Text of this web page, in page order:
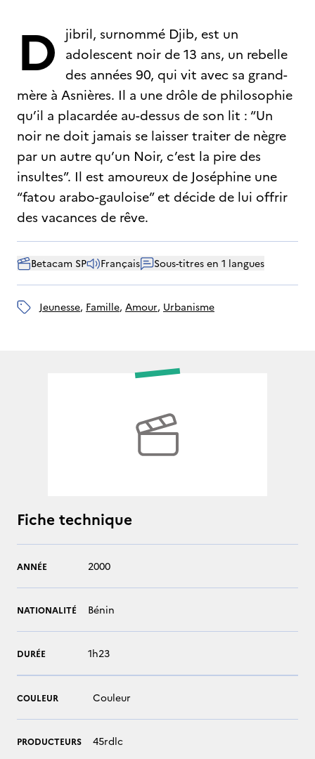
D
jibril, surnommé Djib, est un
adolescent noir de 13 ans, un rebelle
des années 90, qui vit avec sa grand-
mère à Asnières. Il a une drôle de philosophie
qu’il a placardée au-dessus de son lit : “Un
noir ne doit jamais se laisser traiter de nègre
par un autre qu’un Noir, c’est la pire des
insultes”. Il est amoureux de Joséphine une
“fatou arabo-gauloise” et décide de lui offrir
des vacances de rêve.
Betacam SP Français Sous-titres en 1 langues
jeunesse, famille, amour, urbanisme
Fiche technique
ANNÉE 2000
NATIONALITÉ Bénin
DURÉE 1h23
COULEUR Couleur
PRODUCTEURS 45rdlc